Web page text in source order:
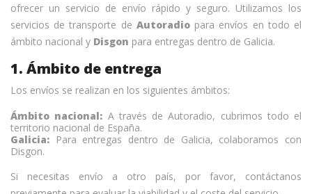
ofrecer un servicio de envío rápido y seguro. Utilizamos los
servicios de transporte de Autoradiopara envíos en todo el
ámbito nacional y Disgon para entregas dentro de Galicia.
1. Ámbito de entrega
Los envíos se realizan en los siguientes ámbitos:
Ámbito nacional: A través de Autoradio, cubrimos todo el
territorio nacional de España.
Galicia: Para entregas dentro de Galicia, colaboramos con
Disgon.
Si necesitas envío a otro país, por favor, contáctanos